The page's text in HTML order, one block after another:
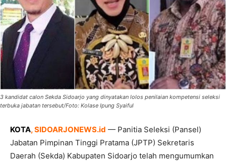
3 kandidat calon Sekda Sidoarjo yang dinyatakan lolos penilaian kompetensi seleksi
terbuka jabatan tersebut/Foto: Kolase Ipung Syaiful
KOTA, SIDOARJONEWS.id — Panitia Seleksi (Pansel)
Jabatan Pimpinan Tinggi Pratama (JPTP) Sekretaris
Daerah (Sekda) Kabupaten Sidoarjo telah mengumumkan